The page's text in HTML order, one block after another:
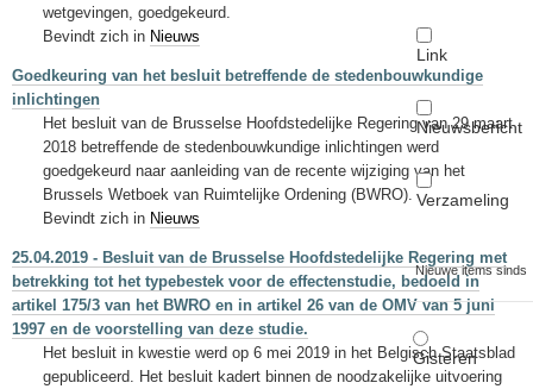
Link
Nieuwsbericht
Verzameling
Nieuwe items sinds
Gisteren
wetgevingen, goedgekeurd.
Bevindt zich in Nieuws
Goedkeuring van het besluit betreffende de stedenbouwkundige
inlichtingen
Het besluit van de Brusselse Hoofdstedelijke Regering van 29 maart
2018 betreffende de stedenbouwkundige inlichtingen werd
goedgekeurd naar aanleiding van de recente wijziging van het
Brussels Wetboek van Ruimtelijke Ordening (BWRO).
Bevindt zich in Nieuws
25.04.2019 - Besluit van de Brusselse Hoofdstedelijke Regering met
betrekking tot het typebestek voor de effectenstudie, bedoeld in
artikel 175/3 van het BWRO en in artikel 26 van de OMV van 5 juni
1997 en de voorstelling van deze studie.
Het besluit in kwestie werd op 6 mei 2019 in het Belgisch Staatsblad
gepubliceerd. Het besluit kadert binnen de noodzakelijke uitvoering